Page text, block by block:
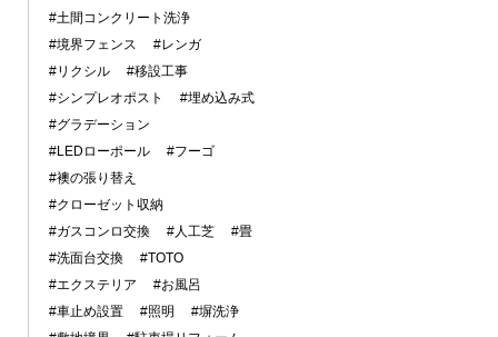
#土間コンクリート洗浄
#境界フェンス
#レンガ
#リクシル
#移設工事
#シンプレオポスト
#埋め込み式
#グラデーション
#LEDローポール
#フーゴ
#襖の張り替え
#クローゼット収納
#ガスコンロ交換
#人工芝
#畳
#洗面台交換
#TOTO
#エクステリア
#お風呂
#車止め設置
#照明
#塀洗浄